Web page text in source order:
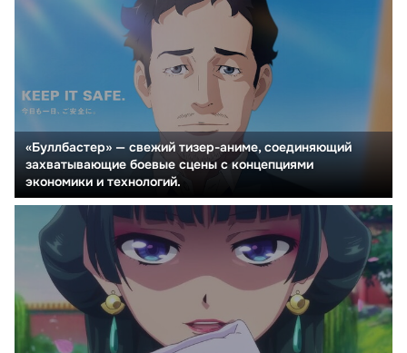
«Буллбастер» — свежий тизер-аниме, соединяющий
захватывающие боевые сцены с концепциями
экономики и технологий.